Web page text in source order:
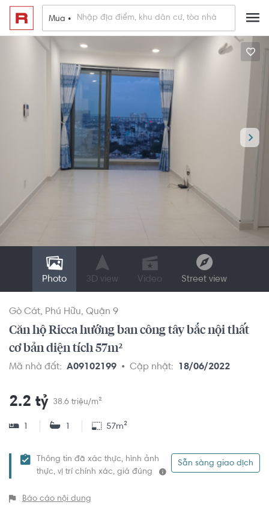
Mua •
Photo 3D view Video Street view
Gò Cát Phú Hữu Quận 9
Căn hộ Ricca hướng ban công tây bắc nội thất
cơ bản diện tích 57m²
Mã nhà đất: A09102199 Cập nhật: 18/06/2022
2.2 tỷ 38.6 triệu/m²
1 1 57m²
Thông tin đã xác thực, hình ảnh
thực, vị trí chính xác, giá đúng
Sẵn sàng giao dịch
Báo cáo nội dung